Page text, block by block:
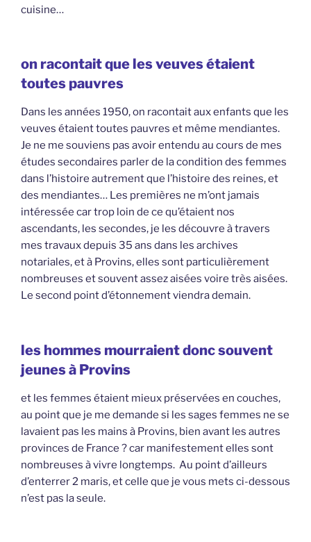
cuisine…
on racontait que les veuves étaient
toutes pauvres
Dans les années 1950, on racontait aux enfants que les
veuves étaient toutes pauvres et même mendiantes.
Je ne me souviens pas avoir entendu au cours de mes
études secondaires parler de la condition des femmes
dans l’histoire autrement que l’histoire des reines, et
des mendiantes… Les premières ne m’ont jamais
intéressée car trop loin de ce qu’étaient nos
ascendants, les secondes, je les découvre à travers
mes travaux depuis 35 ans dans les archives
notariales, et à Provins, elles sont particulièrement
nombreuses et souvent assez aisées voire très aisées.
Le second point d’étonnement viendra demain.
les hommes mourraient donc souvent
jeunes à Provins
et les femmes étaient mieux préservées en couches,
au point que je me demande si les sages femmes ne se
lavaient pas les mains à Provins, bien avant les autres
provinces de France ? car manifestement elles sont
nombreuses à vivre longtemps. Au point d’ailleurs
d’enterrer 2 maris, et celle que je vous mets ci-dessous
n’est pas la seule.